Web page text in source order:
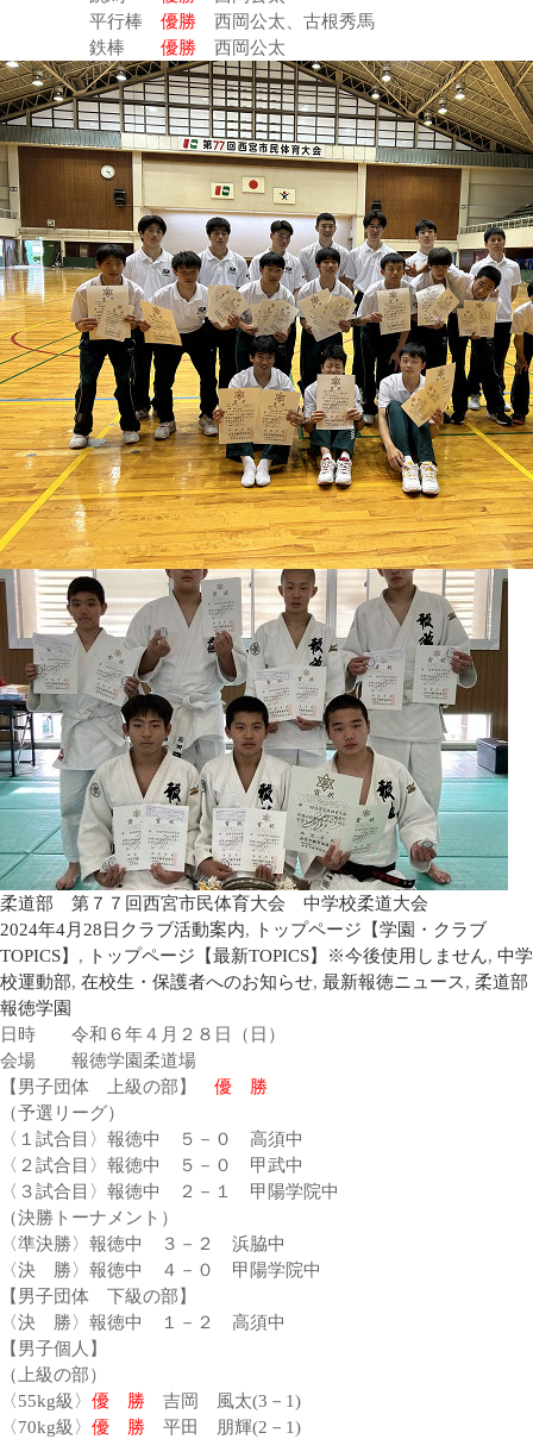
平行棒 優勝 西岡公太、古根秀馬
鉄棒 優勝 西岡公太
柔道部 第７７回西宮市民体育大会 中学校柔道大会
2024年4月28日 クラブ活動案内,
トップページ【学園・クラブ
TOPICS】 , トップページ【最新TOPICS】※今後使用しません, 中学
校運動部, 在校生・保護者へのお知らせ, 最新報徳ニュース, 柔道部
報徳学園
日時 令和６年４月２８日（日）
会場 報徳学園柔道場
【男子団体 上級の部】 優 勝
（予選リーグ）
〈１試合目〉報徳中 ５－０ 高須中
〈２試合目〉報徳中 ５－０ 甲武中
〈３試合目〉報徳中 ２－１ 甲陽学院中
（決勝トーナメント）
〈準決勝〉報徳中 ３－２ 浜脇中
〈決 勝〉報徳中 ４－０ 甲陽学院中
【男子団体 下級の部】
〈決 勝〉報徳中 １－２ 高須中
【男子個人】
（上級の部）
〈55kg級〉 優 勝 吉岡 風太(3－1)
〈70kg級〉 優 勝 平田 朋輝(2－1)